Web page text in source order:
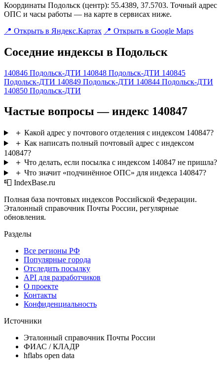
Координаты Подольск (центр): 55.4389, 37.5703. Точный адрес
ОПС и часы работы — на карте в сервисах ниже.
📍 Открыть в Яндекс.Картах 📍 Открыть в Google Maps
Соседние индексы в Подольск
140846 Подольск-ДТИ 140848 Подольск-ДТИ 140845
Подольск-ДТИ 140849 Подольск-ДТИ 140844 Подольск-ДТИ
140850 Подольск-ДТИ
Частые вопросы — индекс 140847
＋ Какой адрес у почтового отделения с индексом 140847?
＋ Как написать полный почтовый адрес с индексом
140847?
＋ Что делать, если посылка с индексом 140847 не пришла?
＋ Что значит «подчинённое ОПС» для индекса 140847?
📮 IndexBase.ru
Полная база почтовых индексов Российской Федерации.
Эталонный справочник Почты России, регулярные
обновления.
Разделы
Все регионы РФ
Популярные города
Отследить посылку
API для разработчиков
О проекте
Контакты
Конфиденциальность
Источники
Эталонный справочник Почты России
ФИАС / КЛАДР
hflabs open data